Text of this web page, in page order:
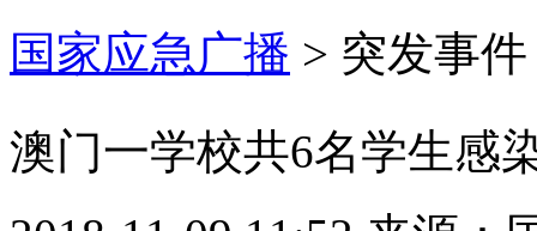
国家应急广播 > 突发事件
澳门一学校共6名学生感